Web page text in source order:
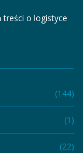
o logistyce
(144)
(1)
(22)